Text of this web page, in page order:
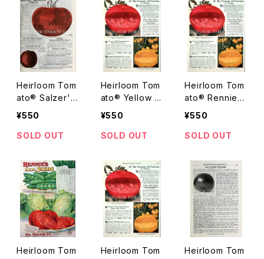
ング
Heirloom Tom
ato® Salzer's
Improved Pon
ーム・トマト・サ
ルーブド・ポンデ
ローサ
¥550
SOLD OUT
Heirloom Tom
ato® Yellow Gi
ant==Yellow G
ng=Everbeari
nt エアルーム・
トマト・イエロ
ー・ジャイアント
¥550
SOLD OUT
Heirloom Tom
ato® Rennie's
XXX Pink Skin
ト・レニーズ・XX
¥550
SOLD OUT
Heirloom Tom
Heirloom Tom
Heirloom Tom